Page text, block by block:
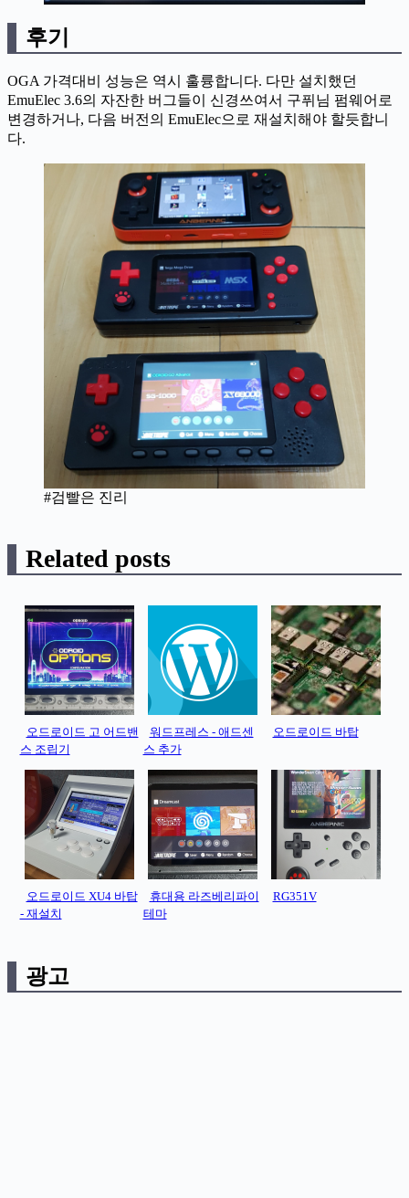
후기
OGA 가격대비 성능은 역시 훌륭합니다. 다만 설치했던
EmuElec 3.6의 자잔한 버그들이 신경쓰여서 구퓌님 펌웨어로
변경하거나, 다음 버전의 EmuElec으로 재설치해야 할듯합니
다.
#검빨은 진리
Related posts
오드로이드 고 어드밴
스 조립기
워드프레스 - 애드센
스 추가
오드로이드 바탑
오드로이드 XU4 바탑
- 재설치
휴대용 라즈베리파이
테마
RG351V
광고